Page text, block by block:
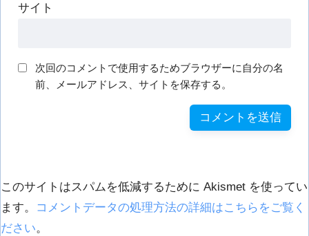
サイト
次回のコメントで使用するためブラウザーに自分の名
前、メールアドレス、サイトを保存する。
このサイトはスパムを低減するために Akismet を使ってい
ます。
コメントデータの処理方法の詳細はこちらをご覧く
ださい。